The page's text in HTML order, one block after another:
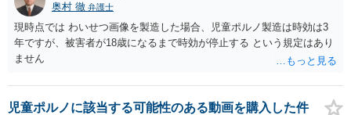
奥村 徹 弁護士
現時点では わいせつ画像を製造した場合、児童ポルノ製造は時効は3
年ですが、被害者が18歳になるまで時効が停止する という規定はあり
ません
児童ポルノに該当する可能性のある動画を購入した件